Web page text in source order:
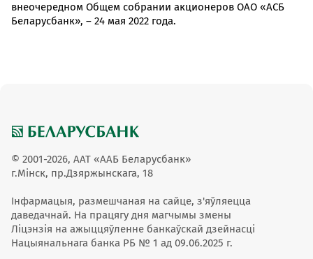
внеочередном Общем собрании акционеров ОАО «АСБ
Беларусбанк», – 24 мая 2022 года.
© 2001-2026, ААТ «ААБ Беларусбанк»
г.Мінск, пр.Дзяржынскага, 18
Інфармацыя, размешчаная на сайце, з'яўляецца
даведачнай. На працягу дня магчымы змены
Ліцэнзія на ажыццяўленне банкаўскай дзейнасці
Нацыянальнага банка РБ № 1 ад 09.06.2025 г.